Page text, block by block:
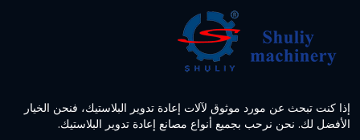
إذا كنت تبحث عن مورد موثوق لآلات إعادة تدوير البلاستيك، فنحن الخيار
الأفضل لك. نحن نرحب بجميع أنواع مصانع إعادة تدوير البلاستيك.